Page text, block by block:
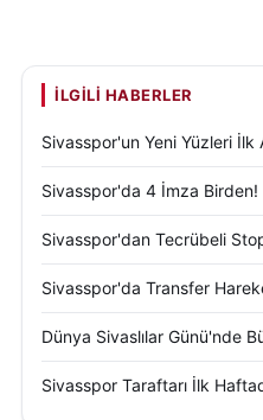
İLGILI HABERLER
Sivasspor'un Yeni Yüzleri
Sivasspor'da 4 İmza Birden!
Sivasspor'dan Tecrübeli
Sivasspor'da Transfer
Dünya Sivaslılar Günü'nde
Sivasspor Taraftarı İlk